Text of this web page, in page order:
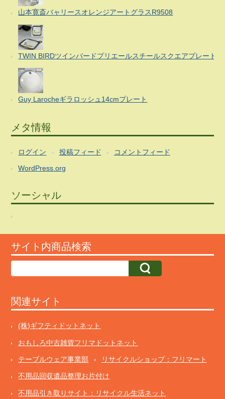
山本寛斎バャリースオレンジアートグラスR9508
TWIN BIRDツインバードプリエールスチールスクエアプレート
Guy Larocheギラロッシュ14cmプレート
メタ情報
ログイン 投稿フィード コメントフィード
WordPress.org
ソーシャル
サイト内商品検索
関連サイト
(株)ギフティドットネット
おもしろ中古雑貨フリマドットネット
テーブルウェア事業部 リサイクルショップ：フリマート
不用品回収遺品整理お片付け
不用品引き取りサイト：リサイクル生活ネット